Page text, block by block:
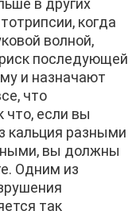
когда
волной,
последующей
и назначают
что
что, если вы
кальция разными
вы должны
Одним из
так